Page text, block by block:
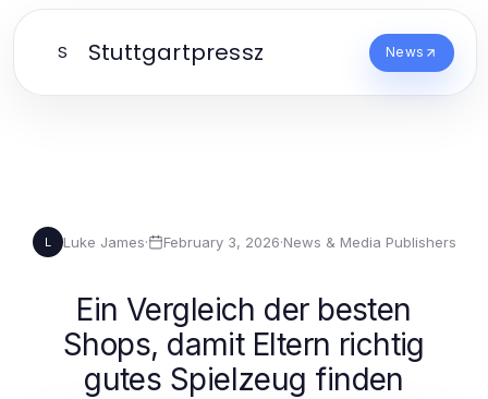
S Stuttgartpressz News
L Luke James· February 3, 2026·News & Media Publishers
Ein Vergleich der besten
Shops, damit Eltern richtig
gutes Spielzeug finden